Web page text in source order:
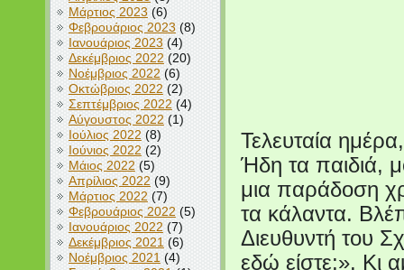
Μάρτιος 2023 (6)
Φεβρουάριος 2023(8)
Ιανουάριος 2023 (4)
Δεκέμβριος 2022 (20)
Νοέμβριος 2022 (6)
Οκτώβριος 2022 (2)
Σεπτέμβριος 2022 (4)
Αύγουστος 2022 (1)
Ιούλιος 2022 (8)
Ιούνιος 2022 (2)
Μάιος 2022 (5)
Απρίλιος 2022 (9)
Μάρτιος 2022 (7)
Φεβρουάριος 2022 (5)
Ιανουάριος 2022 (7)
Δεκέμβριος 2021 (6)
Νοέμβριος 2021 (4)
Τελευταία
Ήδη τα παιδιά,
μια παράδοση
τα κάλαντα.
Διευθυντή του
εδώ είστε;». Κι